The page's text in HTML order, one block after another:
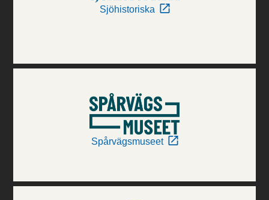
Sjöhistoriska
Spårvägsmuseet